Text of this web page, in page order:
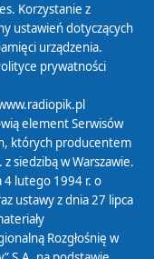
Korzystanie z
ustawień dotyczących
urządzenia.
prywatności
element Serwisów
których producentem
siedzibą w Warszawie.
4 lutego 1994 r. o
ustawy z dnia 27 lipca
Rozgłośnię w